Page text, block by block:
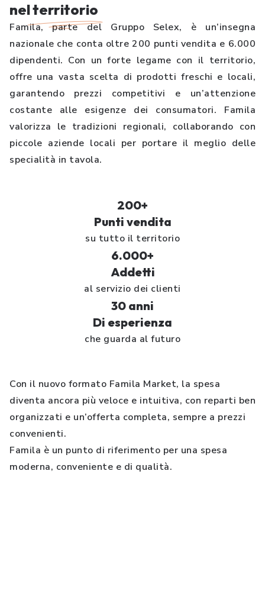
nelterritorio
Famila, parte del Gruppo Selex, è un’insegna
nazionale che conta oltre 200 punti vendita e 6.000
dipendenti. Con un forte legame con il territorio,
offre una vasta scelta di prodotti freschi e locali,
garantendo prezzi competitivi e un’attenzione
costante alle esigenze dei consumatori. Famila
valorizza le tradizioni regionali, collaborando con
piccole aziende locali per portare il meglio delle
specialità in tavola.
200+
Punti vendita
su tutto il territorio
6.000+
Addetti
al servizio dei clienti
30 anni
Di esperienza
che guarda al futuro
Con il nuovo formato Famila Market, la spesa
diventa ancora più veloce e intuitiva, con reparti ben
organizzati e un’offerta completa, sempre a prezzi
convenienti.
Famila è un punto di riferimento per una spesa
moderna, conveniente e di qualità.